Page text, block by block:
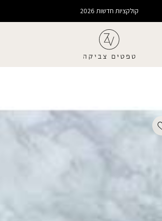
קולקציות חדשות 2026
Add wishlist